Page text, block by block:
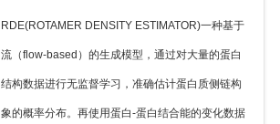
RDE(ROTAMER DENSITY ESTIMATOR)一种基于
流（flow-based）的生成模型，通过对大量的蛋白
结构数据进行无监督学习，准确估计蛋白质侧链构
象的概率分布。再使用蛋白-蛋白结合能的变化数据